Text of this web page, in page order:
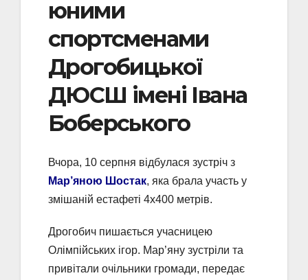
юними
спортсменами
Дрогобицької
ДЮСШ імені Івана
Боберського
Вчора, 10 серпня відбулася зустріч з
Мар’яною Шостак, яка брала участь у
змішаній естафеті 4х400 метрів.
Дрогобич пишається учасницею
Олімпійських ігор. Мар’яну зустріли та
привітали очільники громади, передає